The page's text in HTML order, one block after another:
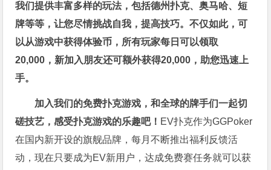
我们提供丰富多样的玩法，包括德州扑克、奥马哈、短
牌等等，让您尽情挑战自我，提高技巧。不仅如此，可
以从游戏中获得体验币，所有玩家每日可以领取
20,000，新加入朋友还可额外获得20,000，助您迅速上
手。
加入我们的免费扑克游戏，和全球的牌手们一起切
磋技艺，感受扑克游戏的乐趣吧！ EV扑克作为GGPoker
在国内新开设的旗舰品牌，每月不断推出福利反馈活
动，现在只要成为EV新用户，达成免费赛任务就可以获